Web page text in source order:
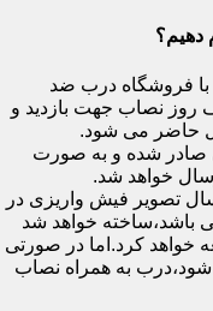
دهیم؟
با فروشگاه درب ضد
روز نصاب جهت بازدید و
حاضر می شود.
صادر شده و به صورت
خواهد شد.
تصویر فیش واریزی در
خواهد شد
کرد.اما در صورتی
شود،درب به همراه نصاب